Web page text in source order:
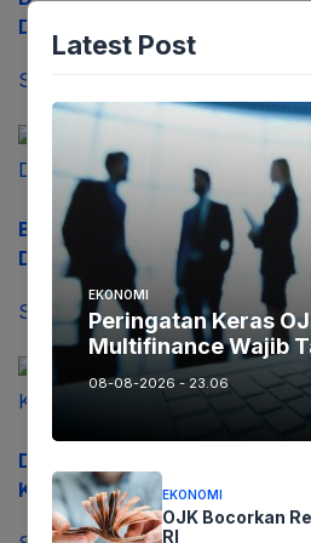
Digital Marketing
September 25, 2023
BPKAD Mengakui Sejumlah
Digunakan Sejumlah Organisasi
September 25, 2023
Dalam Rangka HUT TNI ke-78,
Karawang Gelar Bazar UMKM
Latest Post
EKONOMI
Peringatan Keras
Multifinance Wajib
08-08-2026 - 23.06
EKONOMI
OJK Bocorkan
RI